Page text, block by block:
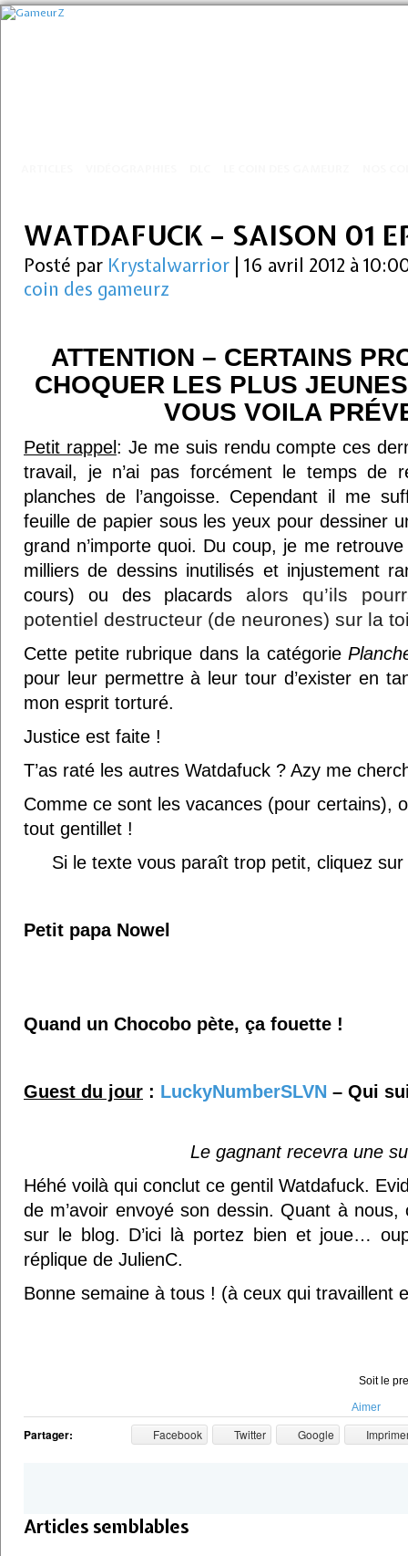
WATDAFUCK – SAISON 01
Posté par Krystalwarrior
16 avril 2012 à
coin des gameurz
ATTENTION – CERTAINS
CHOQUER LES PLUS
VOUS VOILA
Petit rappel : Je me suis rendu compte ces
travail, je n’ai pas forcément le temps de
planches de l’angoisse. Cependant il me
feuille de papier sous les yeux pour dessiner
grand n’importe quoi. Du coup, je me
milliers de dessins inutilisés et injustement
cours) ou des placards alors qu’ils
potentiel destructeur (de neurones) sur la
Cette petite rubrique dans la catégorie
pour leur permettre à leur tour d’exister en
mon esprit torturé.
Justice est faite !
T’as raté les autres Watdafuck ? Azy me
Comme ce sont les vacances (pour certains),
tout gentillet !
Si le texte vous paraît trop petit, cliquez sur
Petit papa Nowel
Quand un Chocobo pète, ça fouette !
Guest du jour : LuckyNumberSLVN – Qui
Le gagnant recevra une
Héhé voilà qui conclut ce gentil Watdafuck.
de m’avoir envoyé son dessin. Quant à
sur le blog. D’ici là portez bien et joue…
réplique de JulienC.
Bonne semaine à tous ! (à ceux qui travaillent
Soit le
Aimer
Partager: Facebook Twitter Google
Articles semblables